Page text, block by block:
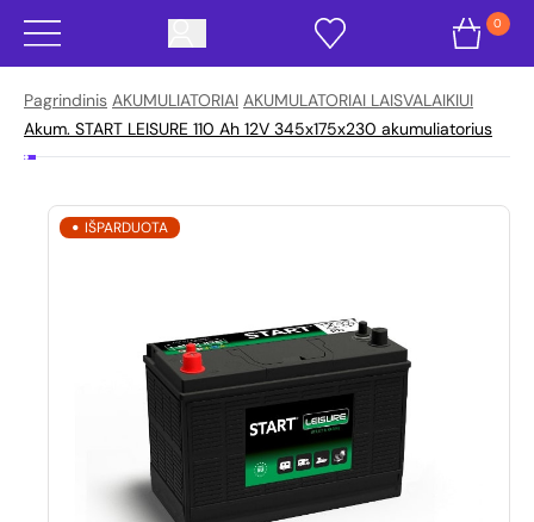
0
Pagrindinis AKUMULIATORIAI AKUMULATORIAI LAISVALAIKIUI
Akum. START LEISURE 110 Ah 12V 345x175x230 akumuliatorius
IŠPARDUOTA